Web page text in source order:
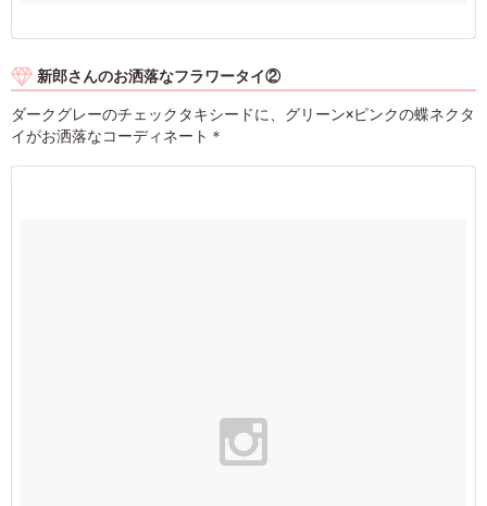
新郎さんのお洒落なフラワータイ②
ダークグレーのチェックタキシードに、グリーン×ピンクの蝶ネクタ
イがお洒落なコーディネート＊